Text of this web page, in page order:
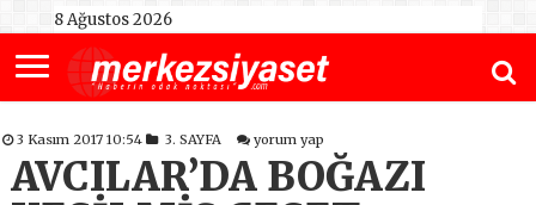
8 Ağustos 2026
3 Kasım 2017 10:54 3. SAYFA yorum yap
AVCILAR’DA BOĞAZI